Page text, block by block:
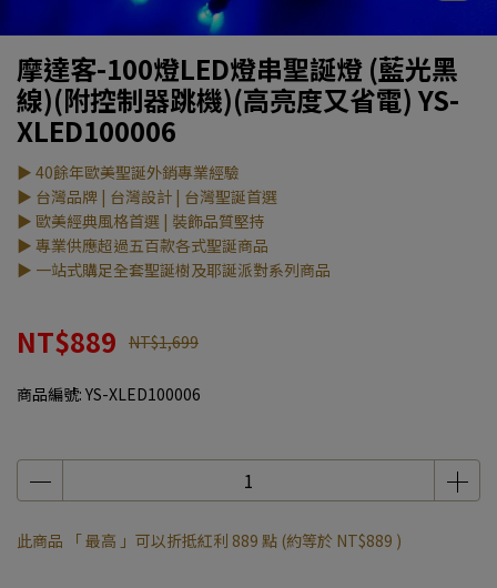
摩達客-100燈LED燈串聖誕燈 (藍光黑
線)(附控制器跳機)(高亮度又省電) YS-
XLED100006
▶ 40餘年歐美聖誕外銷專業經驗
▶ 台灣品牌 | 台灣設計 | 台灣聖誕首選
▶ 歐美經典風格首選 | 裝飾品質堅持
▶ 專業供應超過五百款各式聖誕商品
▶ 一站式購足全套聖誕樹及耶誕派對系列商品
NT$889 NT$1,699
商品編號: YS-XLED100006
此商品 「 最高 」可以折抵紅利 889 點 (約等於 NT$889 )